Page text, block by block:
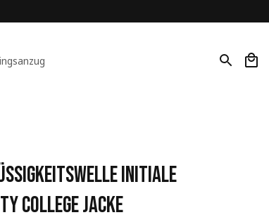
Initiale
College Jacke